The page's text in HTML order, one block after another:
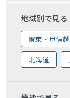
地域別で見る
関東・甲信越
北海道